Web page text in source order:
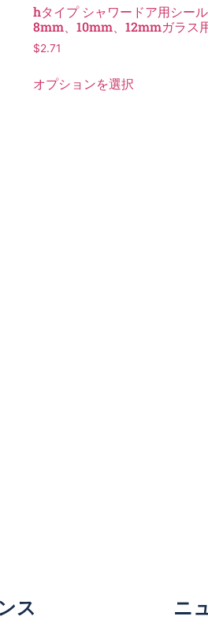
hタイプ シャワードア用シー
8mm、10mm、12mmガラス
$2.71
オプションを選択
ス ニ